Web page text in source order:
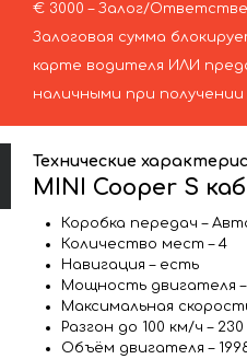
€ 3000 – Залог/
Залоговая сумма
карте водителя ИЛИ
наличными при
Технические
MINI Cooper S
Коробка передач –
Количество мест – 4
Навигация – есть
Мощность двигателя –
Максимальная скорость
Разгон до 100 км/ч – 230
Объём двигателя –